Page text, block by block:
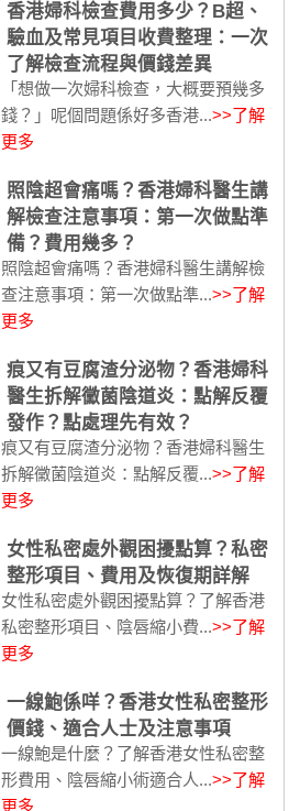
香港婦科檢查費用多少？B超、
驗血及常見項目收費整理：一次
了解檢查流程與價錢差異
「想做一次婦科檢查，大概要預幾多
錢？」呢個問題係好多香港...>>了解
更多
照陰超會痛嗎？香港婦科醫生講
解檢查注意事項：第一次做點準
備？費用幾多？
照陰超會痛嗎？香港婦科醫生講解檢
查注意事項：第一次做點準...>>了解
更多
痕又有豆腐渣分泌物？香港婦科
醫生拆解黴菌陰道炎：點解反覆
發作？點處理先有效？
痕又有豆腐渣分泌物？香港婦科醫生
拆解黴菌陰道炎：點解反覆...>>了解
更多
女性私密處外觀困擾點算？私密
整形項目、費用及恢復期詳解
女性私密處外觀困擾點算？了解香港
私密整形項目、陰唇縮小費...>>了解
更多
一線鮑係咩？香港女性私密整形
價錢、適合人士及注意事項
一線鮑是什麼？了解香港女性私密整
形費用、陰唇縮小術適合人...>>了解
更多